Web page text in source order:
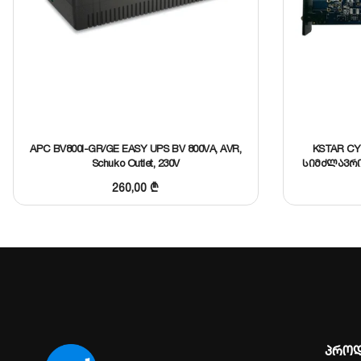
APC BV800I-GR/GE EASY UPS BV 800VA, AVR,
Schuko Outlet, 230V
260,00₾
KSTAR